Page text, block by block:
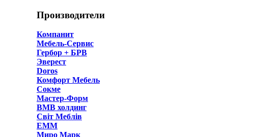
Производители
Компанит
Мебель-Сервис
Гербор + БРВ
Эверест
Doros
Комфорт Мебель
Сокме
Мастер-Форм
ВМВ холдинг
Світ Меблів
ЕММ
Миро Марк